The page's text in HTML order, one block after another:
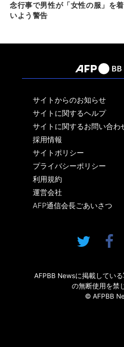
念行事で男性が「女性の服」を
いよう警告
サイトからのお知らせ
サイトに関するヘルプ
サイトに関するお問い合わ
採用情報
サイトポリシー
プライバシーポリシー
利用規約
運営会社
AFP通信会長ごあいさつ
AFPBB Newsに掲載してい
の無断使用を禁
© AFPBB